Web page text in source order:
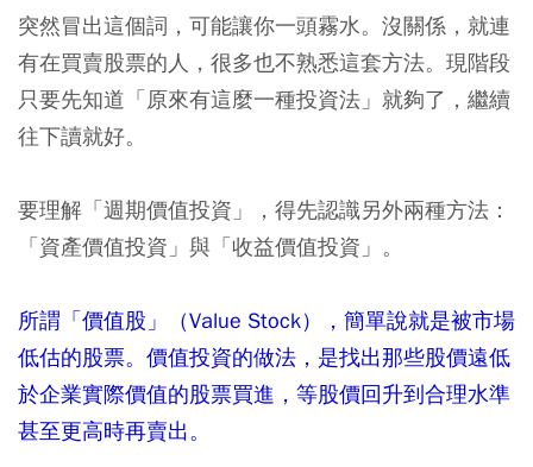
突然冒出這個詞，可能讓你一頭霧水。沒關係，就連
有在買賣股票的人，很多也不熟悉這套方法。現階段
只要先知道「原來有這麼一種投資法」就夠了，繼續
往下讀就好。
要理解「週期價值投資」，得先認識另外兩種方法：
「資產價值投資」與「收益價值投資」。
所謂「價值股」（Value Stock），簡單說就是被市場
低估的股票。價值投資的做法，是找出那些股價遠低
於企業實際價值的股票買進，等股價回升到合理水準
甚至更高時再賣出。